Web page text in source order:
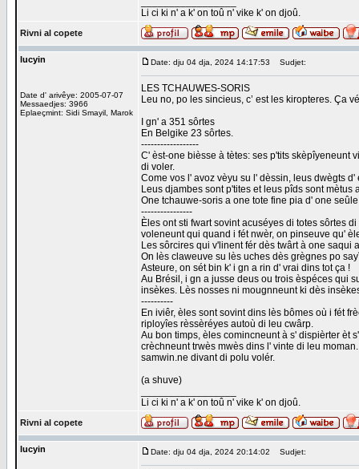
Li ci ki n' a k' on toû n' vike k' on djoû.
Rivni al copete
lucyin
Date d' arivêye: 2005-07-07
Messaedjes: 3966
Eplaeçmint: Sidi Smayil, Marok
Date: dju 04 dja, 2024 14:17:53 Sudjet:
LES TCHAUWES-SORlS
Leu no, po les sincieus, c’ est les kiropteres. Ça
I gn' a 351 sôrtes
En Belgike 23 sôrtes.
------------------
C' èst-one bièsse à tètes: ses p'tits skèpîyeneunt
di voler.
Come vos l' avoz vèyu su l' dèssin, leus dwègts
Leus djambes sont p'tites et leus pîds sont
One tchauwe-soris a one tote fine pia d' one
----------------
Èles ont sti fwart sovint acuséyes di totes sôrtes
voleneunt qui quand i fét nwèr, on pinseuve qu'
Les sôrcires qui v'linent fér dès twârt à one
On lès claweuve su lès uches dès grègnes po
Asteure, on sét bin k' i gn a rin d' vrai dins tot ça !
Au Brésil, i gn a jusse deus ou trois èspéces qui
insèkes. Lès nosses ni mougnneunt ki dès
----------
En iviêr, èles sont sovint dins lès bômes où i fét
riployîes rèssèréyes autoù di leu cwârp.
Au bon timps, èles comincneunt à s' dispièrter èt
crèchneunt trwès mwès dins l' vinte di leu
samwin.ne divant di polu volér.
(a shuve)
Li ci ki n' a k' on toû n' vike k' on djoû.
Rivni al copete
lucyin Date: dju 04 dja, 2024 20:14:02 Sudjet: